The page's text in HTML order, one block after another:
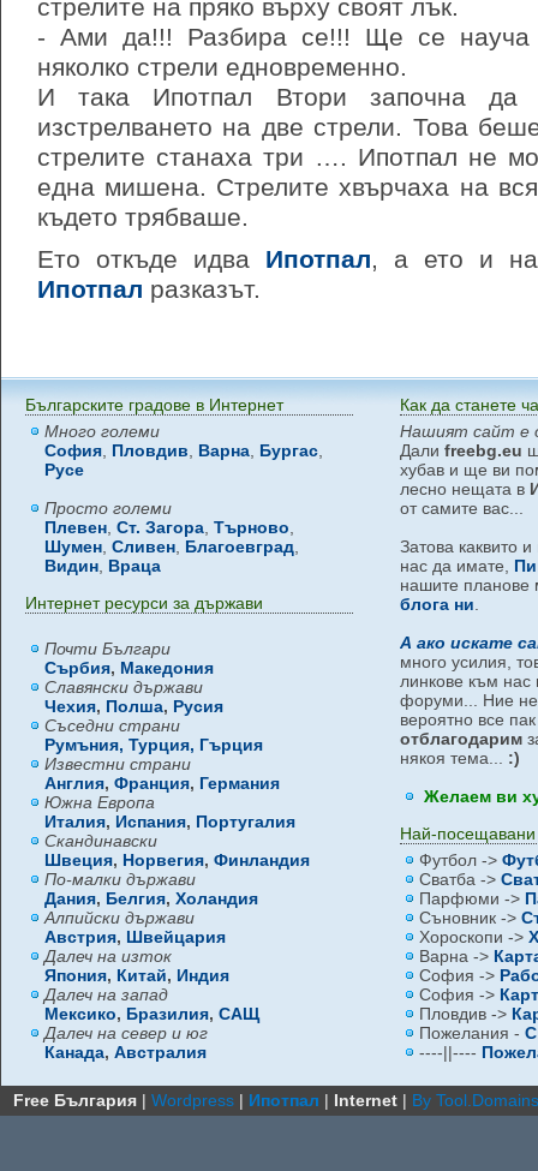
стрелите на пряко върху своят лък.
- Ами да!!! Разбира се!!! Ще се науча
няколко стрели едновременно.
И така Ипотпал Втори започна да
изстрелването на две стрели. Това
стрелите станаха три …. Ипотпал не
една мишена. Стрелите хвърчаха на
където трябваше.
Ето откъде идва Ипотпал, а ето и
Ипотпал разказът.
Българските градове в Интернет
Много големи
София, Пловдив Варна, Бургас,
Русе
Просто големи
Плевен, Ст. Загора, Търново
Шумен, Сливен, Благоевград,
Видин, Враца
Интернет ресурси за държави
Почти Българи
Сърбия, Македония
Славянски държави
Чехия, Полша, Русия
Съседни страни
Румъния, Турция, Гърция
Известни страни
Англия, Франция, Германия
Южна Европа
Италия, Испания, Португалия
Скандинавски
Швеция, Норвегия, Финландия
По-малки държави
Дания, Белгия, Холандия
Алпийски държави
Австрия, Швейцария
Далеч на изток
Япония, Китай, Индия
Далеч на запад
Мексико, Бразилия, САЩ
Далеч на север и юг
Канада, Австралия
Как да станете
Нашият сайт е
Далиfreebg.eu
хубав и ще ви
лесно нещата в
от самите вас...
Затова каквито и
нас да имате,
нашите планове
блога ни
А ако искате
много усилия,
линкове към нас
форуми... Ние не
вероятно все
отблагодарим
някоя тема... :)
Желаем ви
Най-посещавани
Футбол ->
Сватба ->
Парфюми ->
Съновник ->
Хороскопи ->
Варна ->
София ->
София ->
Пловдив ->
Пожелания -
----||----
Free България | Wordpress | Ипотпал | Internet | By Tool.Domains